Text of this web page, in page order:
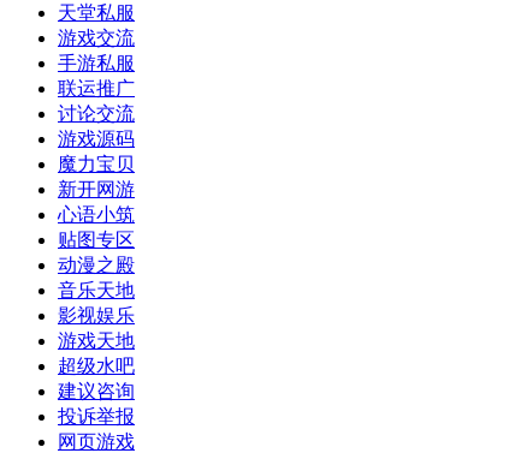
天堂私服
游戏交流
手游私服
联运推广
讨论交流
游戏源码
魔力宝贝
新开网游
心语小筑
贴图专区
动漫之殿
音乐天地
影视娱乐
游戏天地
超级水吧
建议咨询
投诉举报
网页游戏